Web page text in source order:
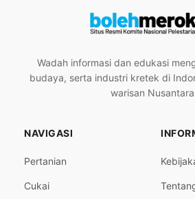
Wadah informasi dan edukasi
budaya, serta industri kretek di
warisan
NAVIGASI
Pertanian
Cukai